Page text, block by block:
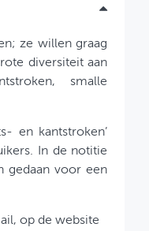
ze willen graag
diversiteit aan
smalle
en kantstroken’
In de notitie
gedaan voor een
op de website